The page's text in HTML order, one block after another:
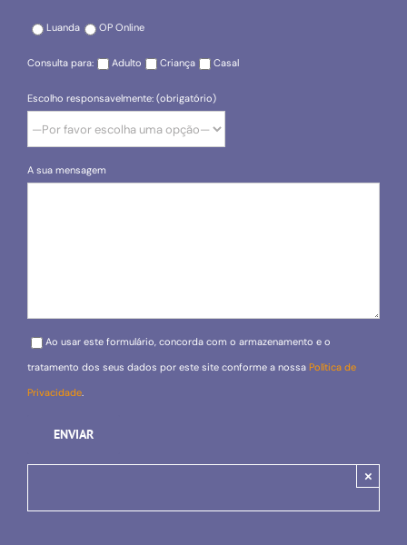
Luanda OP Online
Consulta para: Adulto Criança Casal
Escolho responsavelmente: (obrigatório)
A sua mensagem
Please leave this field empty.
Ao usar este formulário, concorda com o armazenamento e o
tratamento dos seus dados por este site conforme a nossa Política de
Privacidade.
×